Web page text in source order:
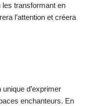
transformant en
l’attention et créera
d’exprimer
enchanteurs. En